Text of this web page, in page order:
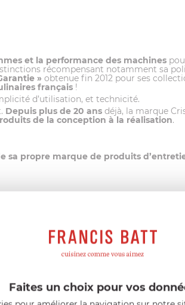
et la performance des machines
récompensant notamment sa
» obtenue fin 2012 pour ses
français !
d’utilisation, et technicité.
Depuis plus de 20 ans déjà, la marque
de la conception à la réalisation.
sa propre marque de produits
ou Ecolabel)
végétale et à un emballage
FRANCIS BATT RECOMMANDE
Faites un choix pour vos